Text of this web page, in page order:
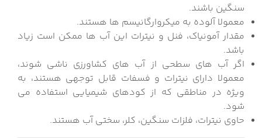
سنگین باشند.
معمولا آلوده به میکروارگانیسم ها هستند.
مقدار آمونیاک، فنل و نیترات این آب ها ممکن است زیاد
باشد.
اگر آب های سطحی از آب های کشاورزی ناشی شوند،
معمولا دارای نیترات و فسفات قابل توجهی هستند، به
ویژه در مناطقی که از کودهای شیمیایی استفاده می
شود.
حاوی نیترات، فلزات سنگین، کلر، سختی آب هستند.